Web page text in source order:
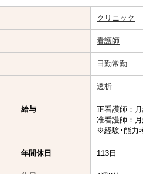
クリニック
看護師
日勤常勤
透析
給与
正看護師：
准看護師：
※経験･能力
年間休日 113日